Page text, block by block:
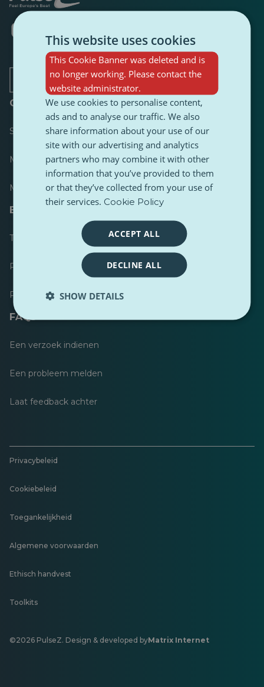
Opent
in
tabblad
nieuw
tabblad
in
een
nieuw
tabblad
in
een
nieuw
tabblad
in
een
nieuw
tabblad
in
een
nieuw
tabblad
Over
Scorebord
Meest gepubliceerd
Meest gevolgd
Bronnen voor journalisten
Toolkits
PulseZ Content Stijlgids
PulseZ Richtlijn voor bijdragen
FAQs
Een verzoek indienen
Een probleem melden
Laat feedback achter
Privacybeleid
Cookiebeleid
Toegankelijkheid
Algemene voorwaarden
Ethisch handvest
Toolkits
©2026 PulseZ. Design & developed byMatrix Internet
Opent
This website uses cookies
This Cookie Banner was deleted and is
no longer working. Please contact the
website administrator.
We use cookies to personalise content,
ads and to analyse our traffic. We also
share information about your use of our
site with our advertising and analytics
partners who may combine it with other
information that you’ve provided to them
or that they’ve collected from your use of
their services. Cookie Policy
ACCEPT ALL
DECLINE ALL
SHOW DETAILS